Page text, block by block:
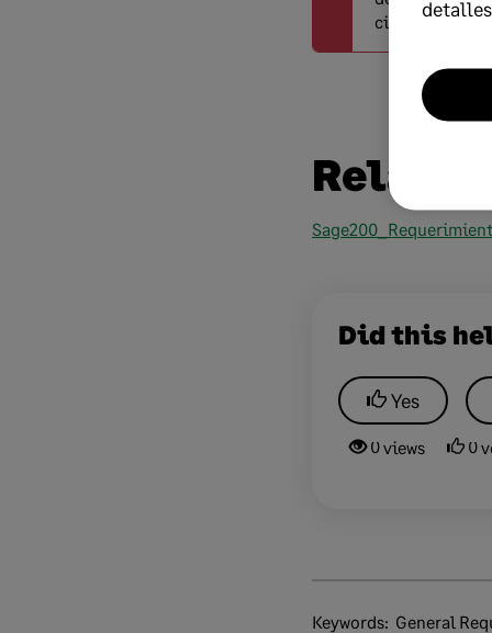
ciclos de
Did this
Yes
0 views 0
Keywords:
detalles.